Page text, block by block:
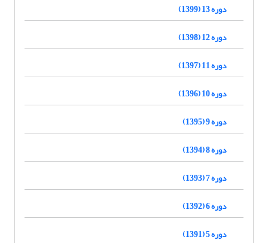
دوره 13 (1399)
دوره 12 (1398)
دوره 11 (1397)
دوره 10 (1396)
دوره 9 (1395)
دوره 8 (1394)
دوره 7 (1393)
دوره 6 (1392)
دوره 5 (1391)